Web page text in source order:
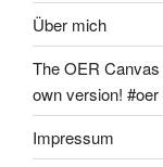
Über mich
The OER
own version!
Impressum